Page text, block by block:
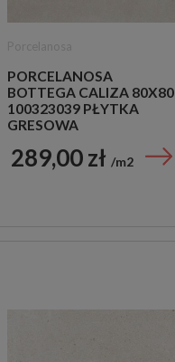
PORCELANOSA
BOTTEGA CALIZA 80X80
100323039 PŁYTKA
GRESOWA
289,00 zł m2